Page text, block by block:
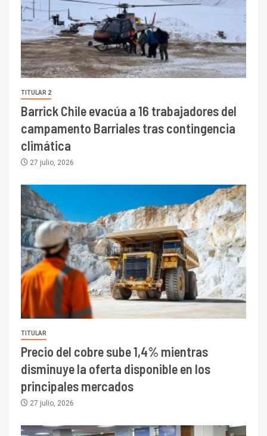
TITULAR 2
Barrick Chile evacúa a 16 trabajadores del
campamento Barriales tras contingencia
climática
27 julio, 2026
TITULAR
Precio del cobre sube 1,4% mientras
disminuye la oferta disponible en los
principales mercados
27 julio, 2026